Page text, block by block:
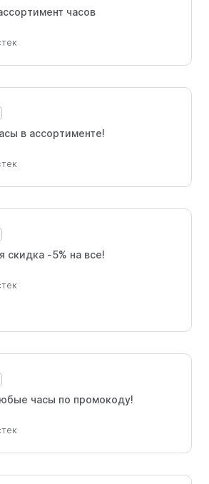
часов
в ассортименте!
скидка -5% на все!
часы по промокоду!